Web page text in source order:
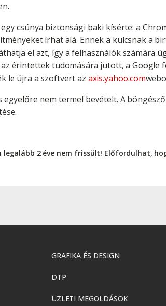
csúnya biztonsági baki kísérte: a
írhat alá. Ennek a kulcsnak a
el azt, így a felhasználók számára
érintettek tudomására jutott, a Google
le újra a szoftvert az axis.yahoo.com
egyelőre nem termel bevételt. A
2 éve nem frissült! Előfordulhat,
GRAFIKA ÉS DESIGN
DTP
ÜZLETI MEGOLDÁSOK